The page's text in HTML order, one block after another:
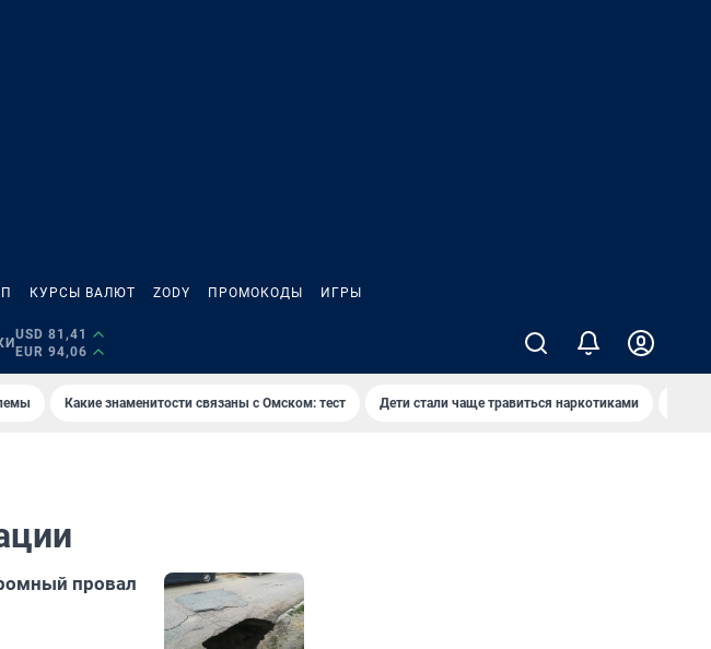
КУРСЫ ВАЛЮТ ZODY ПРОМОКОДЫ ИГРЫ
USD 81,41
EUR 94,06
Какие знаменитости связаны с Омском: тест Дети стали чаще травиться наркотиками
провал